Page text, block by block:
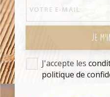
J'accepte les
politique de
JE